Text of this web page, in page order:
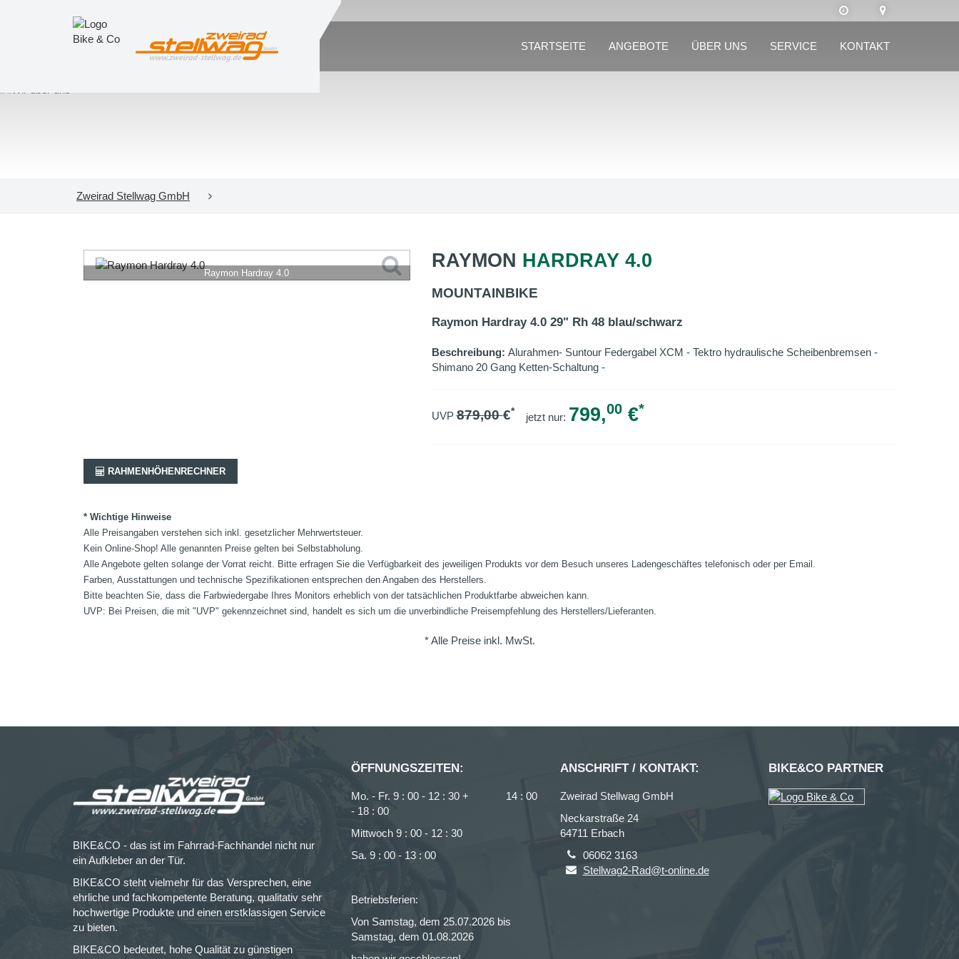
STARTSEITE ANGEBOTE ÜBER UNS SERVICE KONTAKT
Zweirad Stellwag GmbH
Raymon Hardray 4.0
RAYMON HARDRAY 4.0
MOUNTAINBIKE
Raymon Hardray 4.0 29" Rh 48 blau/schwarz
Beschreibung: Alurahmen- Suntour Federgabel XCM - Tektro hydraulische Scheibenbremsen -
Shimano 20 Gang Ketten-Schaltung -
UVP879,00€*
jetzt nur: 799,00€*
RAHMENHÖHENRECHNER
* Wichtige Hinweise
Alle Preisangaben verstehen sich inkl. gesetzlicher Mehrwertsteuer.
Kein Online-Shop! Alle genannten Preise gelten bei Selbstabholung.
Alle Angebote gelten solange der Vorrat reicht. Bitte erfragen Sie die Verfügbarkeit des jeweiligen Produkts vor dem Besuch unseres Ladengeschäftes telefonisch oder per Email.
Farben, Ausstattungen und technische Spezifikationen entsprechen den Angaben des Herstellers.
Bitte beachten Sie, dass die Farbwiedergabe Ihres Monitors erheblich von der tatsächlichen Produktfarbe abweichen kann.
UVP: Bei Preisen, die mit "UVP" gekennzeichnet sind, handelt es sich um die unverbindliche Preisempfehlung des Herstellers/Lieferanten.
* Alle Preise inkl. MwSt.
BIKE&CO - das ist im Fahrrad-Fachhandel nicht nur
ein Aufkleber an der Tür.
BIKE&CO steht vielmehr für das Versprechen, eine
ehrliche und fachkompetente Beratung, qualitativ sehr
hochwertige Produkte und einen erstklassigen Service
zu bieten.
BIKE&CO bedeutet, hohe Qualität zu günstigen
ÖFFNUNGSZEITEN:
Mo. - Fr. 9 : 00 - 12 : 30 + 14 : 00
- 18 : 00
Mittwoch 9 : 00 - 12 : 30
Sa. 9 : 00 - 13 : 00
Betriebsferien:
Von Samstag, dem 25.07.2026 bis
Samstag, dem 01.08.2026
ANSCHRIFT / KONTAKT:
Zweirad Stellwag GmbH
Neckarstraße 24
64711 Erbach
06062 3163
Stellwag2-Rad@t-online.de
BIKE&CO PARTNER